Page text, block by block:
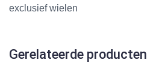
exclusief wielen
Gerelateerde producten